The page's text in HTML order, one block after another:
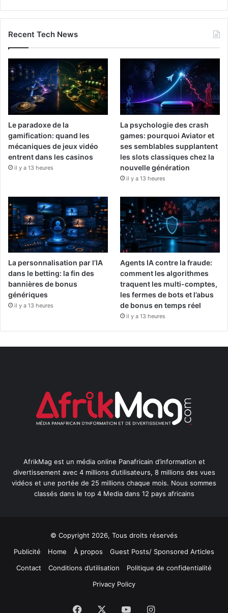
Recent Tech News
Le paradoxe de la
gamification: quand les
mécaniques de jeux vidéo
entrent dans les casinos
il y a 13 heures
La psychologie des crash
games: pourquoi Aviator et
ses semblables supplantent
les slots classiques chez la
nouvelle génération
il y a 13 heures
La personnalisation par l’IA
dans le betting: la fin des
bannières de bonus
génériques
il y a 13 heures
Agents IA contre la fraude:
comment les algorithmes
traquent les multi-comptes,
les fermes de bots et l’abus
de bonus en temps réel
il y a 13 heures
AfrikMag est un média online Panafricain d’information et
divertissement avec 4 millions d’utilisateurs, 8 millions des vues
vidéos et une portée de 25 millions chaque mois. Nous sommes
classés dans le top 4 Media dans 12 pays africains
© Copyright 2026, Tous droits réservés
Publicité
Home À propos
Guest Posts/ Sponsored Articles
Contact
Conditions d’utilisation
Politique de confidentialité
Privacy Policy
Facebook YouTubeInstagram